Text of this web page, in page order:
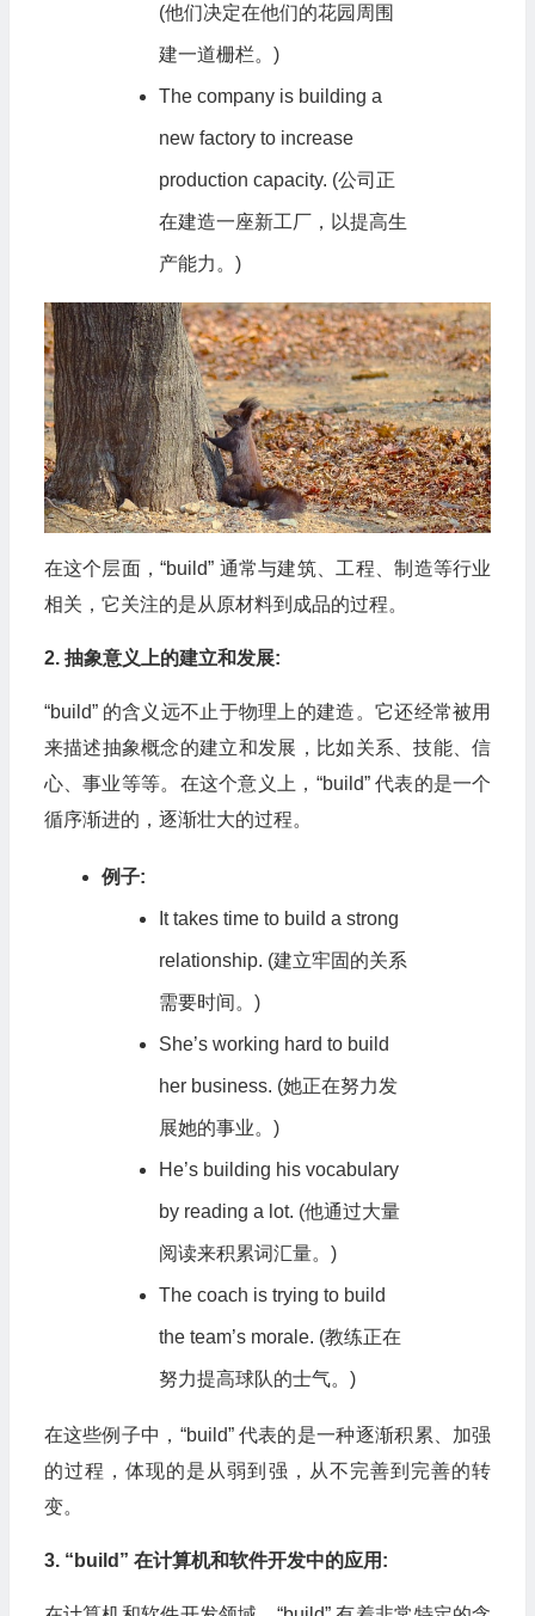
(他们决定在他们的花园周围
建一道栅栏。)
The company is building a
new factory to increase
production capacity. (公司正
在建造一座新工厂，以提高生
产能力。)
在这个层面，“build” 通常与建筑、工程、制造等行业
相关，它关注的是从原材料到成品的过程。
2. 抽象意义上的建立和发展:
“build” 的含义远不止于物理上的建造。它还经常被用
来描述抽象概念的建立和发展，比如关系、技能、信
心、事业等等。在这个意义上，“build” 代表的是一个
循序渐进的，逐渐壮大的过程。
例子:
It takes time to build a strong
relationship. (建立牢固的关系
需要时间。)
She’s working hard to build
her business. (她正在努力发
展她的事业。)
He’s building his vocabulary
by reading a lot. (他通过大量
阅读来积累词汇量。)
The coach is trying to build
the team’s morale. (教练正在
努力提高球队的士气。)
在这些例子中，“build” 代表的是一种逐渐积累、加强
的过程，体现的是从弱到强，从不完善到完善的转
变。
3. “build” 在计算机和软件开发中的应用: